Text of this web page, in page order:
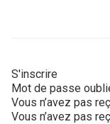
S'inscrire
Mot de passe
Vous n’avez pas
Vous n’avez pas